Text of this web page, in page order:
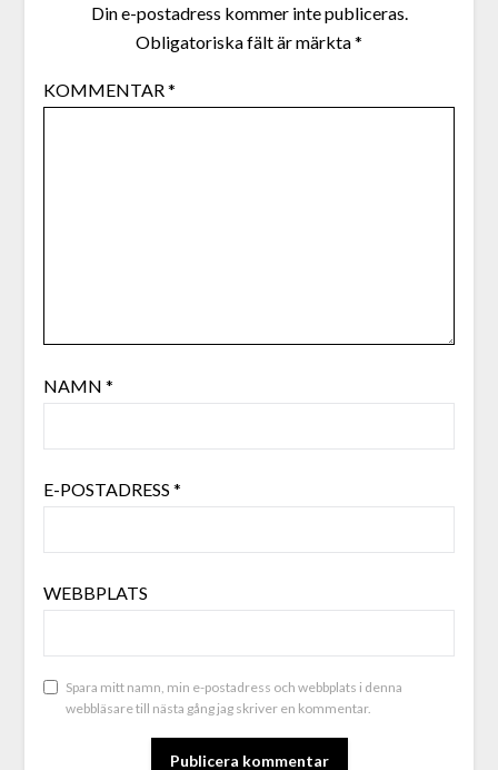
Din e-postadress kommer inte publiceras.
Obligatoriska fält är märkta*
KOMMENTAR *
NAMN *
E-POSTADRESS *
WEBBPLATS
Spara mitt namn, min e-postadress och webbplats i denna
webbläsare till nästa gång jag skriver en kommentar.